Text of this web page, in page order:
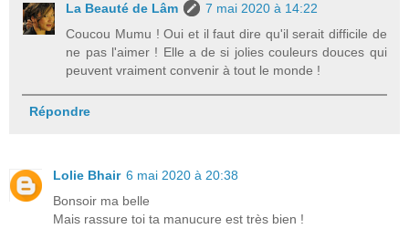
La Beauté de Lâm
7 mai 2020 à 14:22
Coucou Mumu ! Oui et il faut dire qu'il serait difficile de
ne pas l'aimer ! Elle a de si jolies couleurs douces qui
peuvent vraiment convenir à tout le monde !
Répondre
Lolie Bhair 6 mai 2020 à 20:38
Bonsoir ma belle
Mais rassure toi ta manucure est très bien !